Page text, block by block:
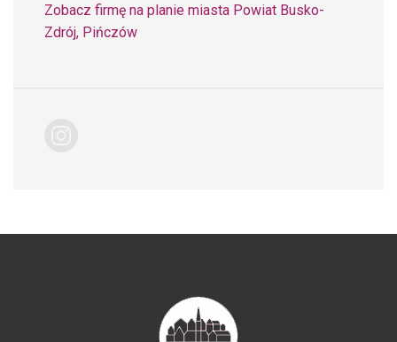
Zobacz firmę na planie miasta Powiat Busko-
Zdrój, Pińczów